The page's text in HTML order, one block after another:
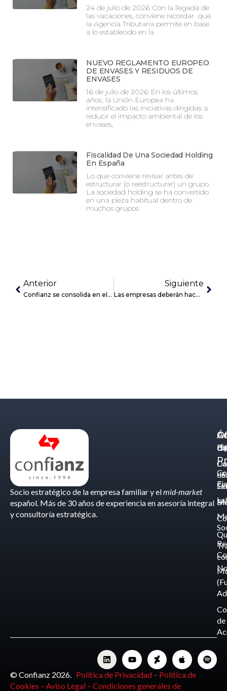
24 de julio de 2026 Con la llegada de
las vacaciones, conviene recordar que
la Agencia Tributaria permite en base
a lo establecido en la
NUEVO REGLAMENTO EUROPEO
DE ENVASES Y RESIDUOS DE
ENVASES
16 de julio de 2026 En los últimos
años, la Unión Europea ha
intensificado las iniciativas dirigidas a
reducir el impacto ambiental de los
envases,
Fiscalidad De Una Sociedad Holding
En España
Lo que conviene revisar antes de
estructurar (o reestructurar) un grupo.
La sociedad holding se ha convertido
en una pieza habitual dentro de
muchos grupos
Anterior
Confianz se consolida en el Ranking Chambers Europe 2024
Siguiente
Las empresas deberán hacer pública su brecha retributiva entre hombres y mujeres
Socio estratégico de la empresa familiar y elmid-market
español. Más de 30 años de experiencia en asesoría integral
y consultoría estratégica.
de
de
-
© Confianz 2026. Política de Privacidad – Política de
Cookies – Aviso Legal – Condiciones generales de